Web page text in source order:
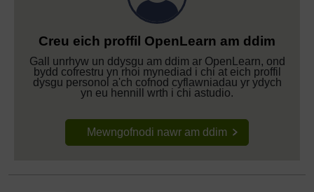
Creu eich proffil OpenLearn am ddim
Gall unrhyw un ddysgu am ddim ar OpenLearn, ond
bydd cofrestru yn rhoi mynediad i chi at eich proffil
dysgu personol a'ch cofnod cyflawniadau yr ydych
yn eu hennill wrth i chi astudio.
Mewngofnodi nawr am ddim